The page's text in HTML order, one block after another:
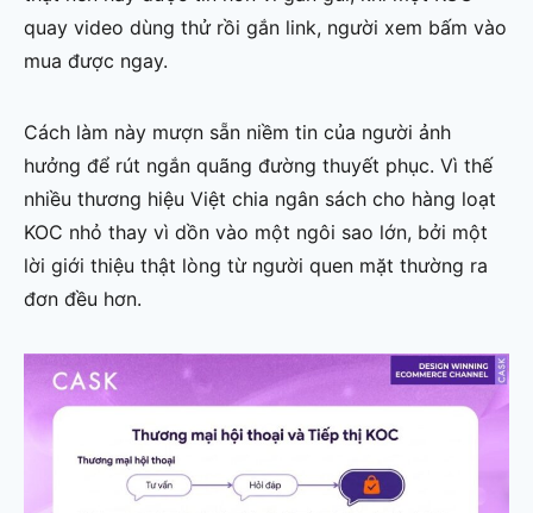
quay video dùng thử rồi gắn link, người xem bấm vào
mua được ngay.
Cách làm này mượn sẵn niềm tin của người ảnh
hưởng để rút ngắn quãng đường thuyết phục. Vì thế
nhiều thương hiệu Việt chia ngân sách cho hàng loạt
KOC nhỏ thay vì dồn vào một ngôi sao lớn, bởi một
lời giới thiệu thật lòng từ người quen mặt thường ra
đơn đều hơn.